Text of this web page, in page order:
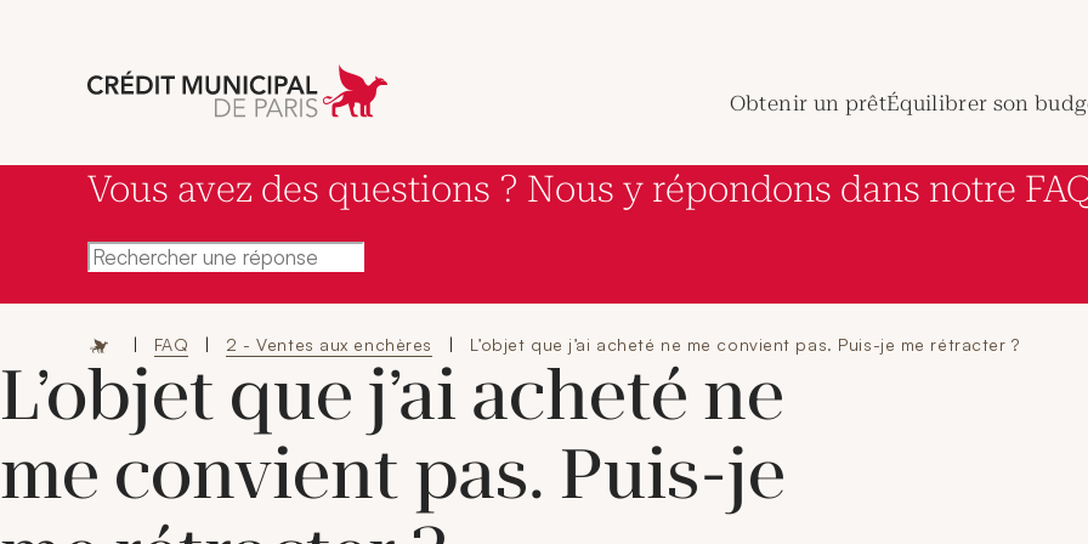
Aller à l'accueil de Crédit Municipal de Paris
Obtenir un prêtÉquilibrer son
Vous avez des questions ? Nous y répondons dans notre
Rechercher une réponse
| FAQ | 2 - Ventes aux enchères | L’objet que j’ai acheté ne me convient pas. Puis-je me rétracter ?
L’objet que j’ai acheté ne
me convient pas. Puis-je